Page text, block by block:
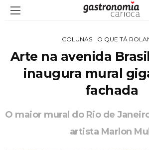
COLUNAS O QUE TÁ
Arte na avenida
inaugura mural
fachada
O maior mural do Rio de
artista Marlon